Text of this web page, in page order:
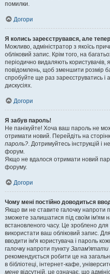
помилки.
Догори
Я колись зареєструвався, але
Можливо, адміністратор з якоїсь
обліковий запис. Крім того, на
періодично видаляють користувачів,
повідомлень, щоб зменшити розмір
спробуйте ще раз зареєструватись і
дискусіях.
Догори
Я забув пароль!
Не панікуйте! Хоча ваш пароль не
отримати новий. Перейдіть на
пароль?. Дотримуйтесь інструкцій і
форум.
Якщо не вдалося отримати новий
форуму.
Догори
Чому мені постійно доводиться
Якщо ви не ставите галочку напроти
зможете залишатися під своїм ім'ям
встановленого часу. Це зроблено для
використати ваш обліковий запис.
вводити ім'я користувача і пароль
галочку напроти пункту Запам'ятати
рекомендується робити це на
в бібліотеці, інтернет-кафе,
мене відсутній, це означає, що